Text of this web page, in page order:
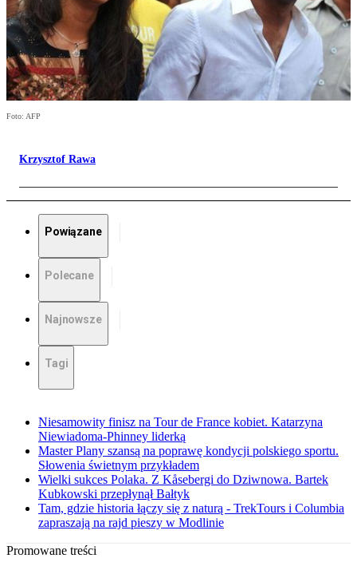
Foto: AFP
Krzysztof Rawa
Powiązane
Polecane
Najnowsze
Tagi
Niesamowity finisz na Tour de France kobiet. Katarzyna
Niewiadoma-Phinney liderką
Master Plany szansą na poprawę kondycji polskiego sportu.
Słowenia świetnym przykładem
Wielki sukces Polaka. Z Kåsebergi do Dziwnowa. Bartek
Kubkowski przepłynął Bałtyk
Tam, gdzie historia łączy się z naturą - TrekTours i Columbia
zapraszają na rajd pieszy w Modlinie
Promowane treści